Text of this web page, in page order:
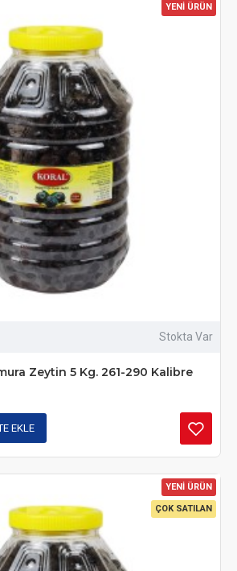
YENİ ÜRÜN
Stokta Var
Zeytin 5 Kg. 261-290 Kalibre
EKLE
YENİ ÜRÜN
ÇOK SATILAN